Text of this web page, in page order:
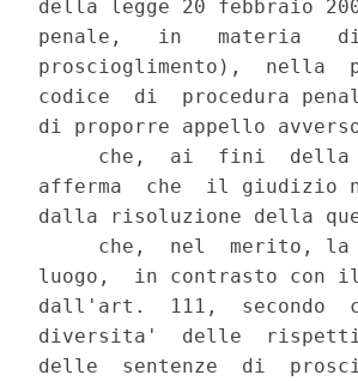
della legge 20 febbraio
penale,   in   materia
proscioglimento),  nella
codice  di  procedura
di proporre appello
che,  ai  fini
afferma  che  il giudizio
dalla risoluzione della
che,  nel  merito,
luogo,  in contrasto
dall'art.  111,  secondo
diversita'  delle
delle  sentenze  di